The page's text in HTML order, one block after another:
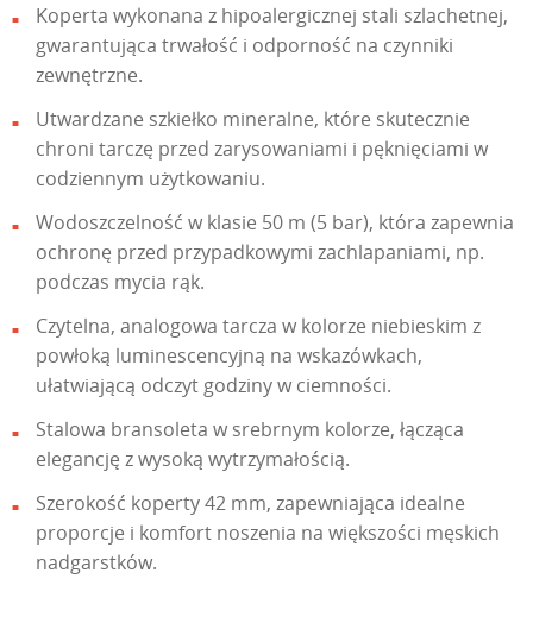
Koperta wykonana z hipoalergicznej stali szlachetnej,
gwarantująca trwałość i odporność na czynniki
zewnętrzne.
Utwardzane szkiełko mineralne, które skutecznie
chroni tarczę przed zarysowaniami i pęknięciami w
codziennym użytkowaniu.
Wodoszczelność w klasie 50 m (5 bar), która zapewnia
ochronę przed przypadkowymi zachlapaniami, np.
podczas mycia rąk.
Czytelna, analogowa tarcza w kolorze niebieskim z
powłoką luminescencyjną na wskazówkach,
ułatwiającą odczyt godziny w ciemności.
Stalowa bransoleta w srebrnym kolorze, łącząca
elegancję z wysoką wytrzymałością.
Szerokość koperty 42 mm, zapewniająca idealne
proporcje i komfort noszenia na większości męskich
nadgarstków.